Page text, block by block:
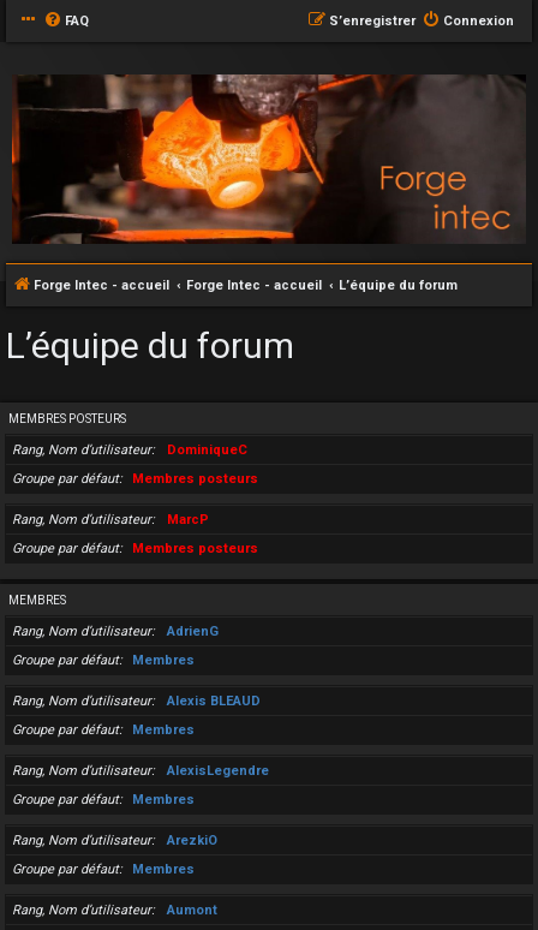
FAQ Connexion
S’enregistrer
Forge Intec - accueil Forge Intec - accueil L’équipe du forum
L’équipe du forum
MEMBRES POSTEURS
Rang, Nom d’utilisateur
DominiqueC
Groupe par défaut
Membres posteurs
Rang, Nom d’utilisateur
MarcP
Groupe par défaut
Membres posteurs
MEMBRES
Rang, Nom d’utilisateur
AdrienG
Groupe par défaut
Membres
Rang, Nom d’utilisateur
Alexis BLEAUD
Groupe par défaut
Membres
Rang, Nom d’utilisateur
AlexisLegendre
Groupe par défaut
Membres
Rang, Nom d’utilisateur
ArezkiO
Groupe par défaut
Membres
Rang, Nom d’utilisateur
Aumont